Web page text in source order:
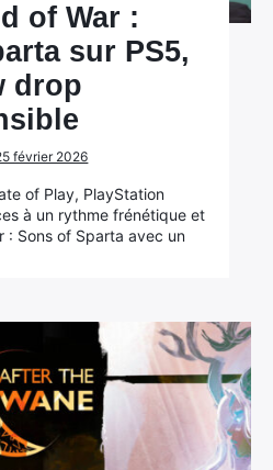
of War :
sur PS5,
drop
février 2026
of Play, PlayStation
à un rythme frénétique et
: Sons of Sparta avec un